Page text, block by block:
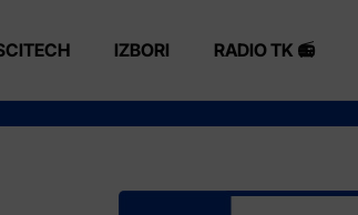
IZBORI RADIO TK 📻